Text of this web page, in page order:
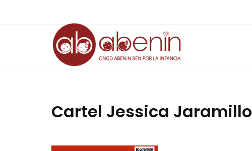
Cartel Jessica Jaramillo